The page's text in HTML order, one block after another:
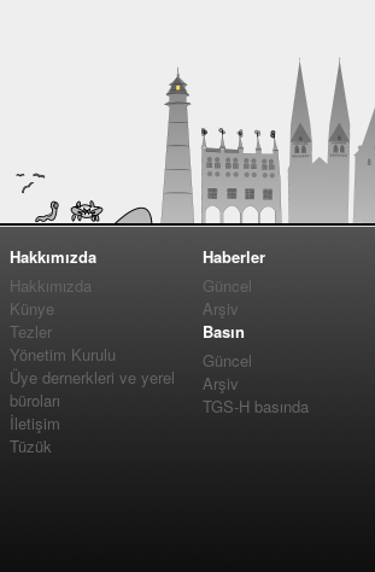
Hakkımızda
Hakkımızda
Künye
Tezler
Yönetim Kurulu
Üye dernerkleri ve yerel
büroları
İletişim
Tüzük
Haberler
Güncel
Arşiv
Basın
Güncel
Arşiv
TGS-H basında